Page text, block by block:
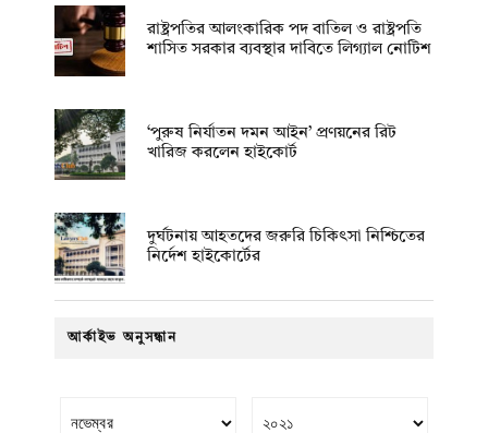
রাষ্ট্রপতির আলংকারিক পদ বাতিল ও রাষ্ট্রপতি
শাসিত সরকার ব্যবস্থার দাবিতে লিগ্যাল নোটিশ
‘পুরুষ নির্যাতন দমন আইন’ প্রণয়নের রিট
খারিজ করলেন হাইকোর্ট
দুর্ঘটনায় আহতদের জরুরি চিকিৎসা নিশ্চিতের
নির্দেশ হাইকোর্টের
আর্কাইভ অনুসন্ধান